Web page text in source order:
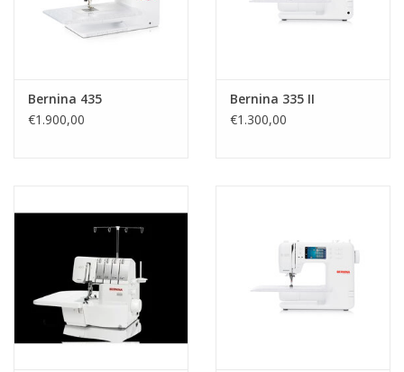
Bernina 435
€1.900,00
Bernina 335 II
€1.300,00